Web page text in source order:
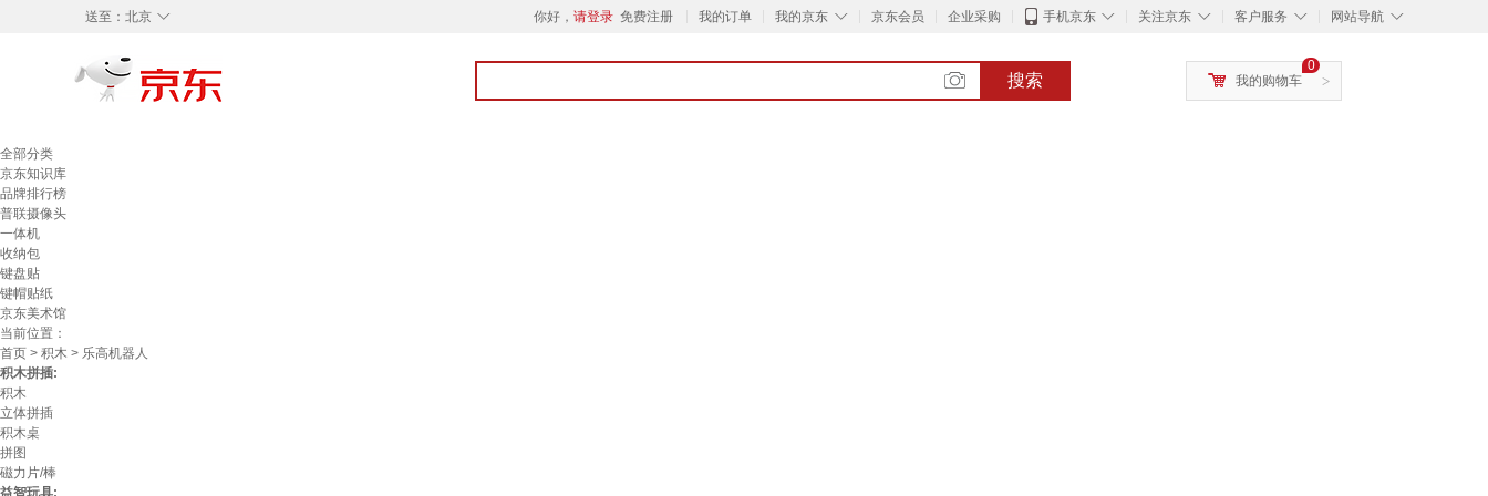
◇
送至： 北京 你好， 请登录 免费注册 我的订单 ◇
我的京东 京东会员 企业采购 ◇
手机京东 ◇
关注京东 ◇
客户服务 ◇
网站导航
搜索 >
0
我的购物车
全部分类
京东知识库
品牌排行榜
普联摄像头
一体机
收纳包
键盘贴
键帽贴纸
京东美术馆
当前位置：
首页 > 积木 > 乐高机器人
积木拼插:
积木
立体拼插
积木桌
拼图
磁力片/棒
益智玩具: